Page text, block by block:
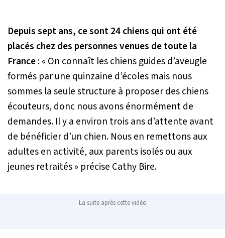
Depuis sept ans, ce sont 24 chiens qui ont été
placés chez des personnes venues de toute la
France:« On connaît les chiens guides d’aveugle
formés par une quinzaine d’écoles mais nous
sommes la seule structure à proposer des chiens
écouteurs, donc nous avons énormément de
demandes. Il y a environ trois ans d’attente avant
de bénéficier d’un chien. Nous en remettons aux
adultes en activité, aux parents isolés ou aux
jeunes retraités » précise Cathy Bire.
La suite après cette vidéo